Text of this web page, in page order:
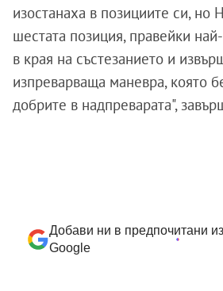
изостанаха в позициите си, но
шестата позиция, правейки
в края на състезанието и
изпреварваща маневра, която
добрите в надпреварата",
Добави ни в предпочитани
Google